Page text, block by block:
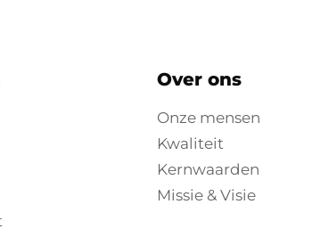
Over ons
Onze mensen
Kwaliteit
Kernwaarden
Missie & Visie